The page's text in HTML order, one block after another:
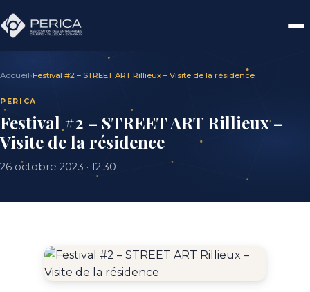
Accueil›Festival #2 – STREET ART Rillieux – Visite de la résidence
PERICA
Festival #2 – STREET ART Rillieux –
Visite de la résidence
26 octobre 2023 · 12:30